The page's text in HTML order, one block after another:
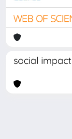
social impact